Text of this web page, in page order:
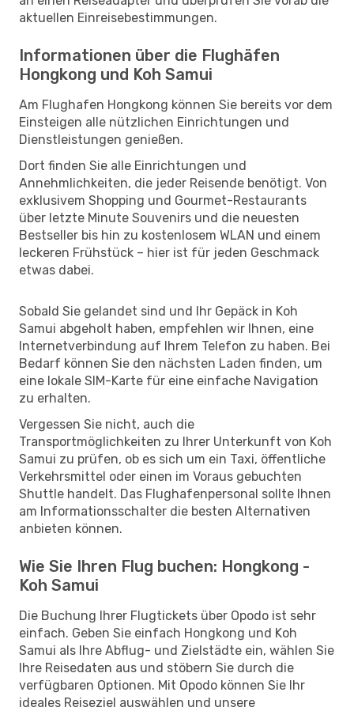
aktuellen Einreisebestimmungen.
Informationen über die Flughäfen
Hongkong und Koh Samui
Am Flughafen Hongkong können Sie bereits vor dem
Einsteigen alle nützlichen Einrichtungen und
Dienstleistungen genießen.
Dort finden Sie alle Einrichtungen und
Annehmlichkeiten, die jeder Reisende benötigt. Von
exklusivem Shopping und Gourmet-Restaurants
über letzte Minute Souvenirs und die neuesten
Bestseller bis hin zu kostenlosem WLAN und einem
leckeren Frühstück – hier ist für jeden Geschmack
etwas dabei.
Sobald Sie gelandet sind und Ihr Gepäck in Koh
Samui abgeholt haben, empfehlen wir Ihnen, eine
Internetverbindung auf Ihrem Telefon zu haben. Bei
Bedarf können Sie den nächsten Laden finden, um
eine lokale SIM-Karte für eine einfache Navigation
zu erhalten.
Vergessen Sie nicht, auch die
Transportmöglichkeiten zu Ihrer Unterkunft von Koh
Samui zu prüfen, ob es sich um ein Taxi, öffentliche
Verkehrsmittel oder einen im Voraus gebuchten
Shuttle handelt. Das Flughafenpersonal sollte Ihnen
am Informationsschalter die besten Alternativen
anbieten können.
Wie Sie Ihren Flug buchen: Hongkong -
Koh Samui
Die Buchung Ihrer Flugtickets über Opodo ist sehr
einfach. Geben Sie einfach Hongkong und Koh
Samui als Ihre Abflug- und Zielstädte ein, wählen Sie
Ihre Reisedaten aus und stöbern Sie durch die
verfügbaren Optionen. Mit Opodo können Sie Ihr
ideales Reiseziel auswählen und unsere